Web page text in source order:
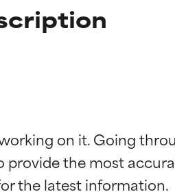
on it. Going
provide the most
per la maggior
per la maggior